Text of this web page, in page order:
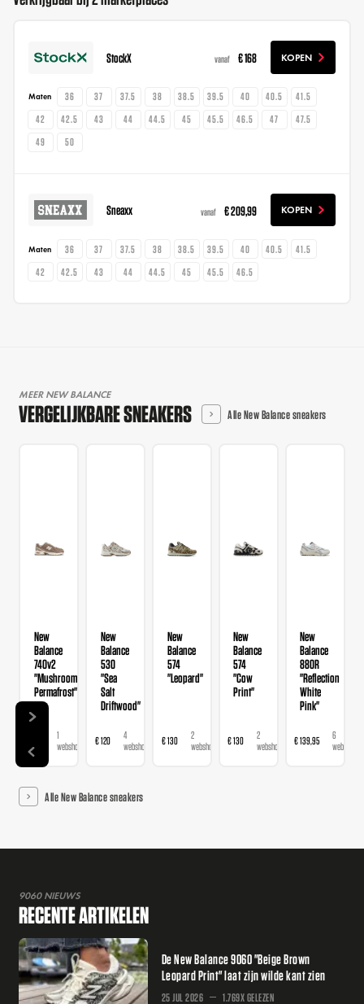
StockX vanaf € 168 KOPEN
Maten 36 37 37.5 38 38.5 39.5 40 40.5
41.5
42
42.5 43 44 44.5 45 45.5 46.5 47
47.5
49
50
Sneaxx vanaf € 209,99 KOPEN
Maten 36 37 37.5 38 38.5 39.5 40 40.5
41.5
42
42.5 43 44 44.5 45 45.5 46.5
MEER NEW BALANCE
VERGELIJKBARE SNEAKERS Alle New Balance sneakers
New
Balance
740v2
"Mushroom
Permafrost"
1
webshop
New
Balance
530
"Sea
Salt
Driftwood"
€ 120
4
webshops
New
Balance
574
"Leopard"
€ 130
2
webshops
New
Balance
574
"Cow
Print"
€ 130
2
webshops
New
Balance
880R
"Reflection
White
Pink"
€ 139,95
6
webshops
Alle New Balance sneakers
9060 NIEUWS
RECENTE ARTIKELEN
De New Balance 9060 "Beige Brown
Leopard Print" laat zijn wilde kant zien
25 JUL 2026 1.769X GELEZEN